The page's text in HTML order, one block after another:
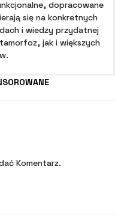
dopracowane
się na konkretnych
i wiedzy przydatnej
jak i większych
Komentarz.